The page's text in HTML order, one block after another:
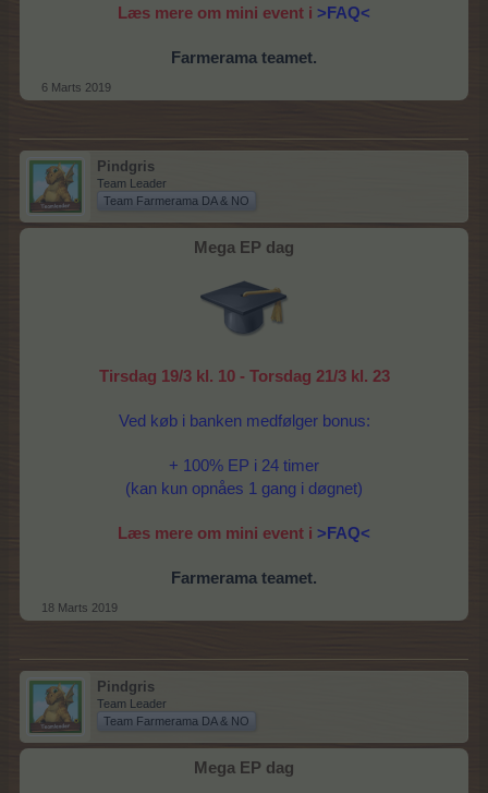
Læs mere om mini event i >FAQ<
Farmerama teamet.
6 Marts 2019
Pindgris
Team Leader
Team Farmerama DA & NO
Mega EP dag
Tirsdag 19/3 kl. 10 - Torsdag 21/3 kl. 23
Ved køb i banken medfølger bonus:
+ 100% EP i 24 timer
(kan kun opnåes 1 gang i døgnet)
Læs mere om mini event i >FAQ<
Farmerama teamet.
18 Marts 2019
Pindgris
Team Leader
Team Farmerama DA & NO
Mega EP dag